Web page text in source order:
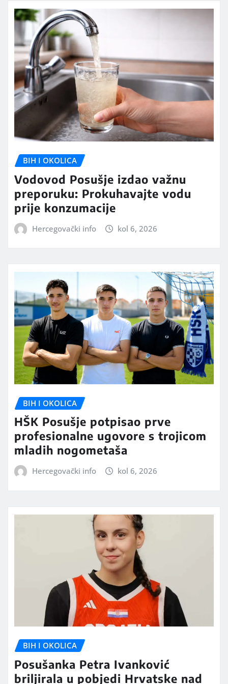
BIH I OKOLICA
Vodovod Posušje izdao važnu
preporuku: Prokuhavajte vodu
prije konzumacije
Hercegovački info kol 6, 2026
BIH I OKOLICA
HŠK Posušje potpisao prve
profesionalne ugovore s trojicom
mladih nogometaša
Hercegovački info kol 6, 2026
BIH I OKOLICA
Posušanka Petra Ivanković
briljirala u pobjedi Hrvatske nad